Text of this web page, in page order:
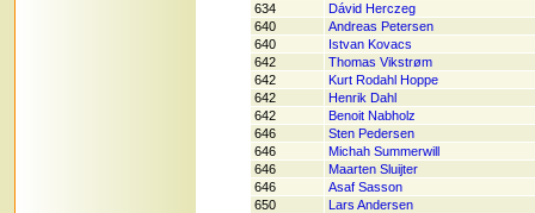
634
Dávid Herczeg
640
Andreas Petersen
640
Istvan Kovacs
642
Thomas Vikstrøm
642
Kurt Rodahl Hoppe
642
Henrik Dahl
642
Benoit Nabholz
646
Sten Pedersen
646
Michah Summerwill
646
Maarten Sluijter
646
Asaf Sasson
650
Lars Andersen